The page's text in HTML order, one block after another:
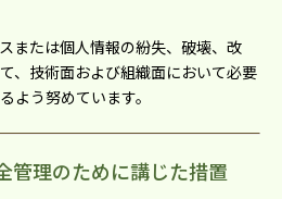
または個人情報の紛失、破壊、改
、技術面および組織面において必要
よう努めています。
管理のために講じた措置